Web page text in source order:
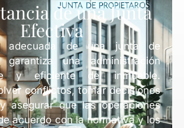
de una Junta
Efectiva
adecuada de una junta de
garantiza una administración
y eficiente del inmueble.
conflictos, tomar decisiones
asegurar que las operaciones
acuerdo con la normativa y los